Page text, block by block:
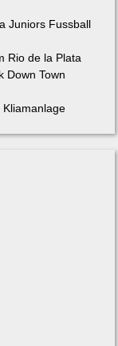
Juniors Fussball
Rio de la Plata
Down Town